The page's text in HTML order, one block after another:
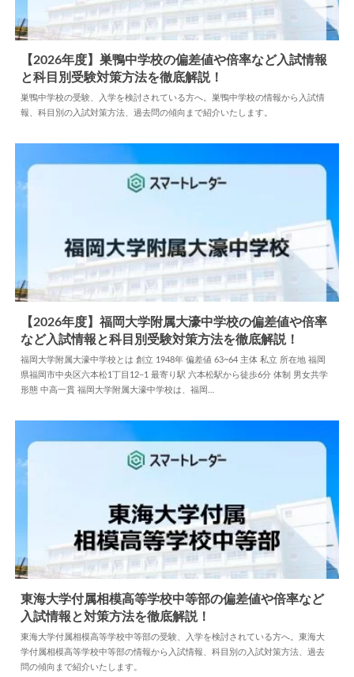
中学情報 2025.04.15
【2026年度】巣鴨中学校の偏差値や倍率など入試情報
と科目別受験対策方法を徹底解説！
巣鴨中学校の受験、入学を検討されている方へ。巣鴨中学校の情報から入試情
報、科目別の入試対策方法、過去問の傾向まで紹介いたします。
中学情報 2026.05.27
【2026年度】福岡大学附属大濠中学校の偏差値や倍率
など入試情報と科目別受験対策方法を徹底解説！
福岡大学附属大濠中学校とは 創立 1948年 偏差値 63~64 主体 私立 所在地 福岡
県福岡市中央区六本松1丁目12−1 最寄り駅 六本松駅から徒歩6分 体制 男女共学
形態 中高一貫 福岡大学附属大濠中学校は、福岡…
中学情報 2026.07.09
東海大学付属相模高等学校中等部の偏差値や倍率など
入試情報と対策方法を徹底解説！
東海大学付属相模高等学校中等部の受験、入学を検討されている方へ。東海大
学付属相模高等学校中等部の情報から入試情報、科目別の入試対策方法、過去
問の傾向まで紹介いたします。